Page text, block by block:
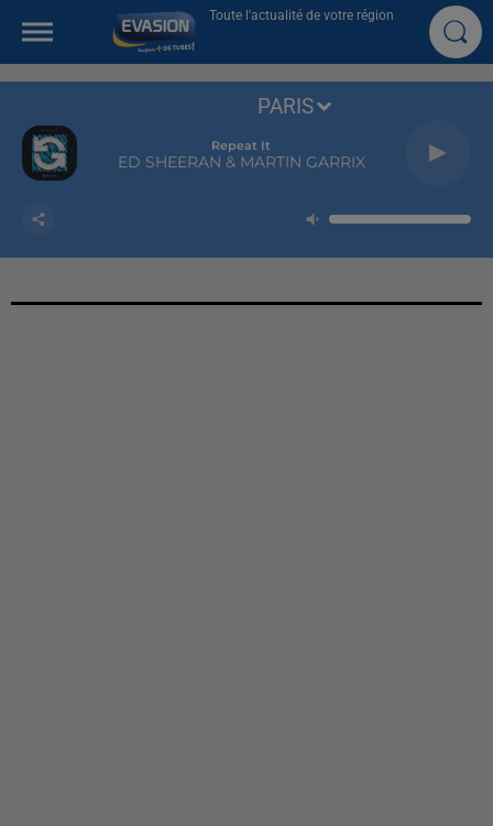
Toute l'actualité de votre région
Repeat It
ED SHEERAN & MARTIN GARRIX
PARIS